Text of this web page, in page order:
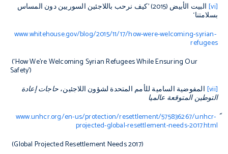
[vi]
البيت الأبيض (2015) ’كيف نرحب باللاجئين السوريين دون المساس
بسلامتنا‘
www.whitehouse.gov/blog/2015/11/17/how-were-welcoming-syrian-
refugees
(‘How We’re Welcoming Syrian Refugees While Ensuring Our
Safety’)
[vii] المفوضية السامية للأمم المتحدة لشؤون اللاجئين،حاجات إعادة
التوطين المتوقعة عالميا
www.unhcr.org/en-us/protection/resettlement/575836267/unhcr-
projected-global-resettlement-needs-2017.html
(Global Projected Resettlement Needs2017)